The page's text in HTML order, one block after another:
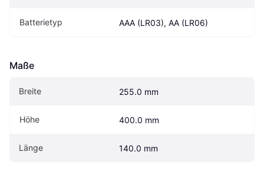
Batterietyp AAA (LR03), AA (LR06)
Maße
Breite 255.0 mm
Höhe 400.0 mm
Länge 140.0 mm